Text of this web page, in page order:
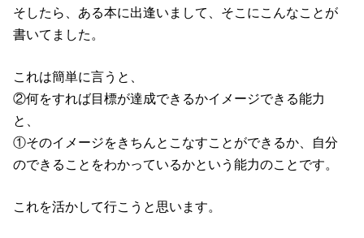
そしたら、ある本に出逢いまして、そこにこんなことが
書いてました。
これは簡単に言うと、
②何をすれば目標が達成できるかイメージできる能力
と、
①そのイメージをきちんとこなすことができるか、自分
のできることをわかっているかという能力のことです。
これを活かして行こうと思います。